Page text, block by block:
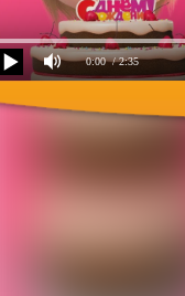
0:00 / 2:35
Маша